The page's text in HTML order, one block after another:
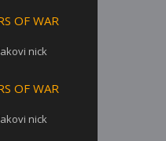
OF WAR
nick
OF WAR
nick